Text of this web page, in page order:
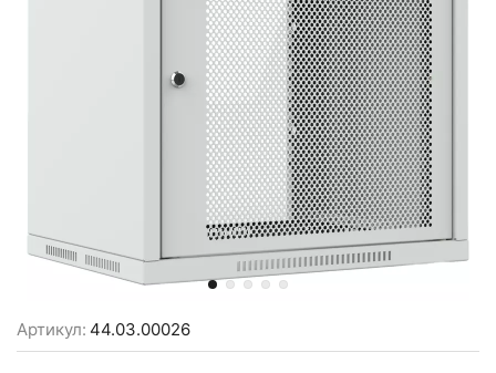
Артикул: 44.03.00026